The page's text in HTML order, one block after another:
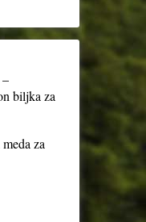
biljka za
za